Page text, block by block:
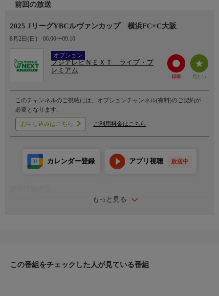
前回の放送
2025 JリーグYBCルヴァンカップ 横浜FC×C大阪
8月2日(日) 06:00〜09:10
オプション
Ch.752
フジテレビＮＥＸＴ ライブ・プ
レミアム
このチャンネルのご視聴には、オプションチャンネル(有料)のご契約が
必要となります。
お申し込みはこちら ご利用料金はこちら
もっと見る
カレンダー登録 アプリ視聴 放送中
＜開催＞2025年6月8日（日）【再放送】
この番組をチェックした人が見ている番組